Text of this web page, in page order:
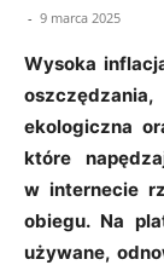
- 9 marca 2025
Wysoka
ekologiczna
które
w internecie
obiegu. Na
używane,